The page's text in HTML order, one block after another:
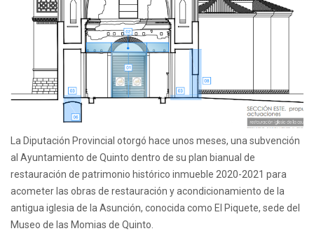
La Diputación Provincial otorgó hace unos meses, una subvención
al Ayuntamiento de Quinto dentro de su plan bianual de
restauración de patrimonio histórico inmueble 2020-2021 para
acometer las obras de restauración y acondicionamiento de la
antigua iglesia de la Asunción, conocida como El Piquete, sede del
Museo de las Momias de Quinto.